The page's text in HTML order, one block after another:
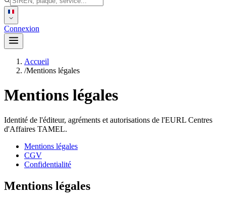
Connexion
Accueil
/Mentions légales
Mentions légales
Identité de l'éditeur, agréments et autorisations de l'EURL Centres
d'Affaires TAMEL.
Mentions légales
CGV
Confidentialité
Mentions légales